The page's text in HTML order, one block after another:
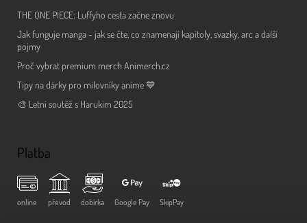
THE ONE PIECE: Luffyho cesta začne znovu
Jak funguje manga - jak se čte, co znamenají kapitoly, svazky, arc a další
pojmy
Proč vybrat premium merch Animerch.cz
Tipy na dárky pro milovníky anime 💙
🎨 Letní soutěž s Harukim 2025
Platba
online převod dobírka Google Pay SkipPay